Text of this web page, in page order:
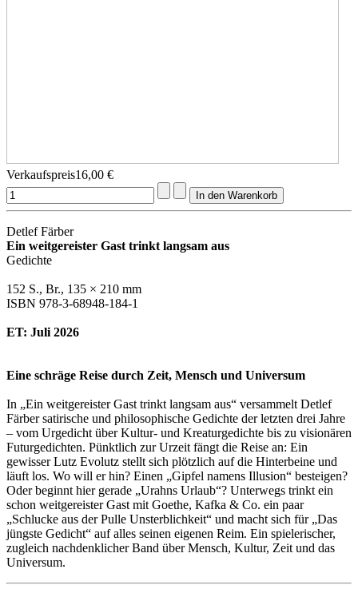
Verkaufspreis16,00 €
Detlef Färber
Ein weitgereister Gast trinkt langsam aus
Gedichte
152 S., Br., 135 × 210 mm
ISBN 978-3-68948-184-1
ET: Juli 2026
Eine schräge Reise durch Zeit, Mensch und Universum
In „Ein weitgereister Gast trinkt langsam aus“ versammelt Detlef
Färber satirische und philosophische Gedichte der letzten drei Jahre
– vom Urgedicht über Kultur- und Kreaturgedichte bis zu visionären
Futurgedichten. Pünktlich zur Urzeit fängt die Reise an: Ein
gewisser Lutz Evolutz stellt sich plötzlich auf die Hinterbeine und
läuft los. Wo will er hin? Einen „Gipfel namens Illusion“ besteigen?
Oder beginnt hier gerade „Urahns Urlaub“? Unterwegs trinkt ein
schon weitgereister Gast mit Goethe, Kafka & Co. ein paar
„Schlucke aus der Pulle Unsterblichkeit“ und macht sich für „Das
jüngste Gedicht“ auf alles seinen eigenen Reim. Ein spielerischer,
zugleich nachdenklicher Band über Mensch, Kultur, Zeit und das
Universum.